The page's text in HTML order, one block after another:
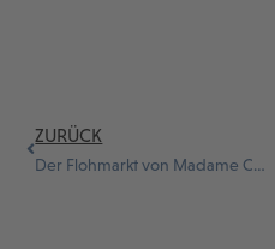
ZURÜCK
Der Flohmarkt von Madame Claire